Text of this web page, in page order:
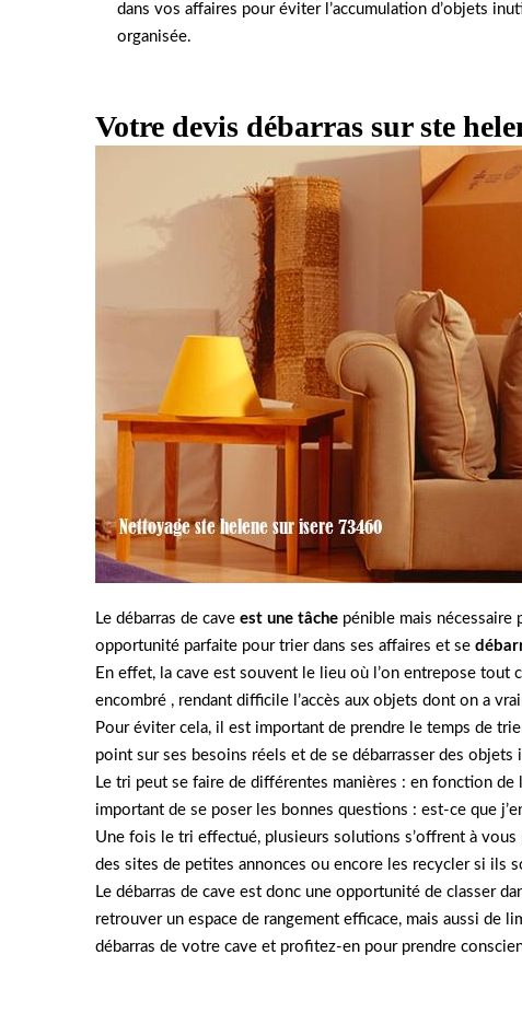
dans vos affaires pour éviter l’accumulation d’objets
organisée.
Votre devis débarras sur ste
Le débarras de cave est une tâche pénible mais nécessaire
opportunité parfaite pour trier dans ses affaires et se
En effet, la cave est souvent le lieu où l’on entrepose tout
encombré , rendant difficile l’accès aux objets dont on a
Pour éviter cela, il est important de prendre le temps de
point sur ses besoins réels et de se débarrasser des objets
Le tri peut se faire de différentes manières : en fonction
important de se poser les bonnes questions : est-ce que
Une fois le tri effectué, plusieurs solutions s’offrent à
des sites de petites annonces ou encore les recycler si ils
Le débarras de cave est donc une opportunité de classer
retrouver un espace de rangement efficace, mais aussi de
débarras de votre cave et profitez-en pour prendre